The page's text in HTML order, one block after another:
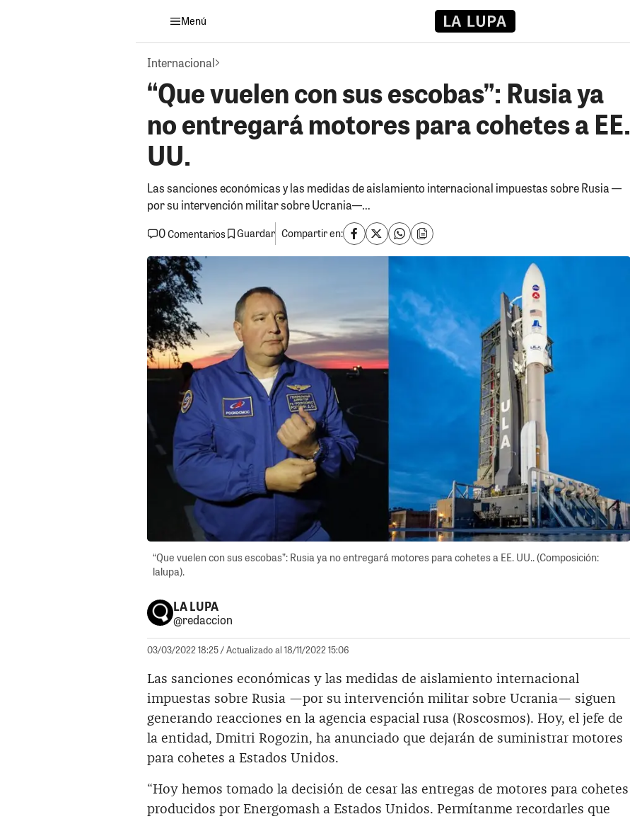
Menú
Internacional
“Que vuelen con sus escobas”: Rusia ya
no entregará motores para cohetes a EE.
UU.
Las sanciones económicas y las medidas de aislamiento internacional impuestas sobre Rusia —
por su intervención militar sobre Ucrania—...
0Comentarios Guardar Compartir en:
“Que vuelen con sus escobas”: Rusia ya no entregará motores para cohetes a EE. UU.. (Composición:
lalupa).
LA LUPA
@redaccion
03/03/2022 18:25/ Actualizado al 18/11/2022 15:06
Las sanciones económicas y las medidas de aislamiento internacional
impuestas sobre Rusia —por su intervención militar sobre Ucrania— siguen
generando reacciones en la agencia espacial rusa (Roscosmos). Hoy, el jefe de
la entidad, Dmitri Rogozin, ha anunciado que dejarán de suministrar motores
para cohetes a Estados Unidos.
“Hoy hemos tomado la decisión de cesar las entregas de motores para cohetes
producidos por Energomash a Estados Unidos. Permítanme recordarles que